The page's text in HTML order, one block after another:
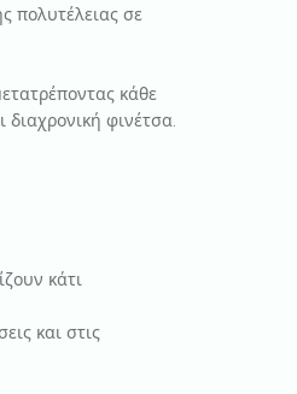
πολυτέλειας σε
κάθε
φινέτσα.
κάτι
και στις